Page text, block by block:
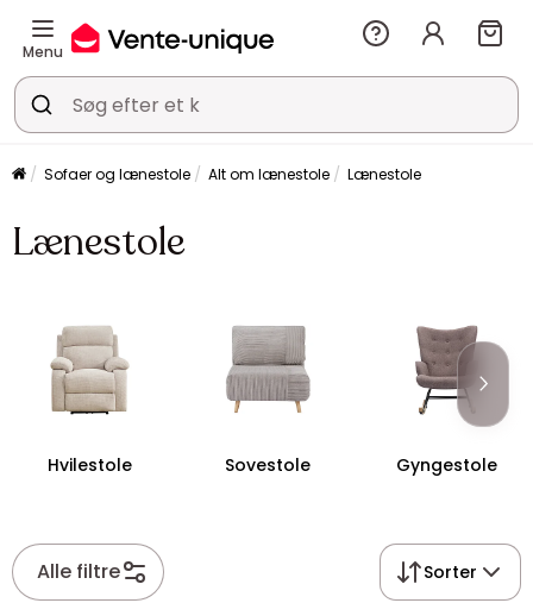
Menu
Sofaer og lænestole Alt om lænestole Lænestole
Lænestole
Hvilestole Sovestole Gyngestole
Alle filtre Sorter